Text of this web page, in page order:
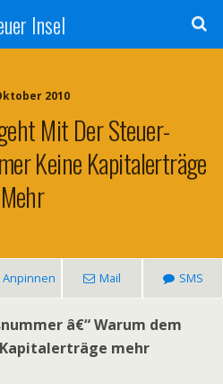
Insel
2010
Mit Der Steuer-
Keine Kapitalerträge
Mehr
Anpinnen Mail SMS
â€“ Warum dem
mehr